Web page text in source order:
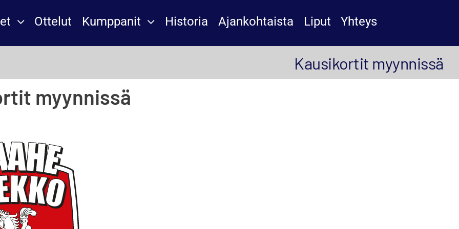
Ottelut Kumppanit Historia Ajankohtaista Liput Yhteys
Kausikortit myynnissä
myynnissä